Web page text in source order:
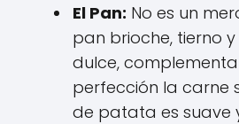
El Pan: No es un
pan brioche, tierno
dulce,
perfección la carne
de patata es suave